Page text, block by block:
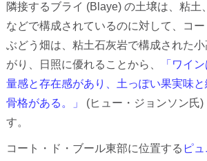
隣接するブライ (Blaye) の土壌は、粘土
などで構成されているのに対して、コ
ぶどう畑は、粘土石灰岩で構成された
がり、日照に優れることから、
「ワイ
量感と存在感があり、土っぽい果実味
骨格がある。」
(ヒュー・ジョンソン氏)
す。
コート・ド・ブール東部に位置する ピ